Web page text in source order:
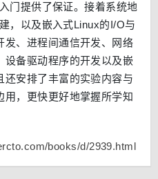
门提供了保证。接着系统地
，以及嵌入式Linux的I/O与
发、进程间通信开发、网络
设备驱动程序的开发以及嵌
还安排了丰富的实验内容与
用，更快更好地掌握所学知
books/d/2939.html